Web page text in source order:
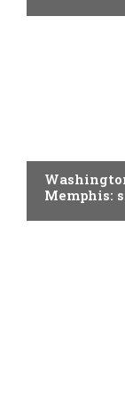
Memphis: